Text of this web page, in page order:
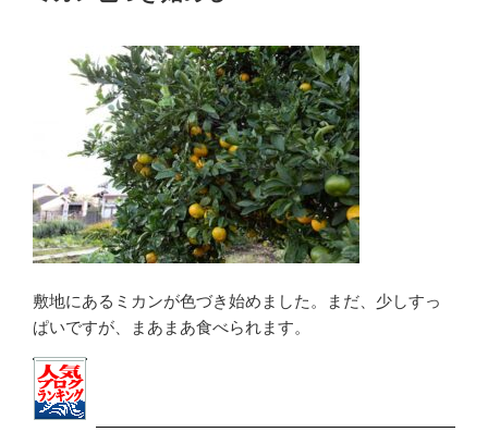
敷地にあるミカンが色づき始めました。まだ、少しすっ
ぱいですが、まあまあ食べられます。